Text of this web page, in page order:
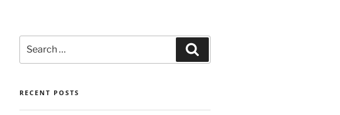
for:
RECENT POSTS